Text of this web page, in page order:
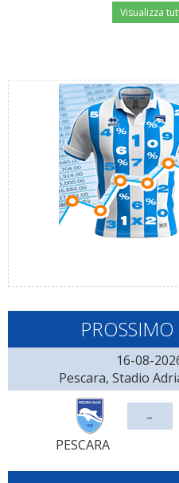
Visualizza
16-08-
Pescara, Stadio
PESCARA
-